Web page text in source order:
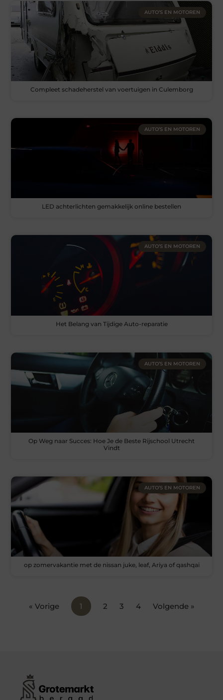
AUTO’S EN MOTOREN
Compleet schadeherstel van voertuigen in Culemborg
AUTO’S EN MOTOREN
LED achterlichten gemakkelijk online bestellen
AUTO’S EN MOTOREN
Het Belang van Tijdige Auto-reparatie
AUTO’S EN MOTOREN
Op Weg naar Succes: Hoe Je de Beste Rijschool Utrecht
Vindt
AUTO’S EN MOTOREN
op zomervakantie met de nissan juke, leaf, Ariya of qashqai
« Vorige 1 2 3 4 Volgende »